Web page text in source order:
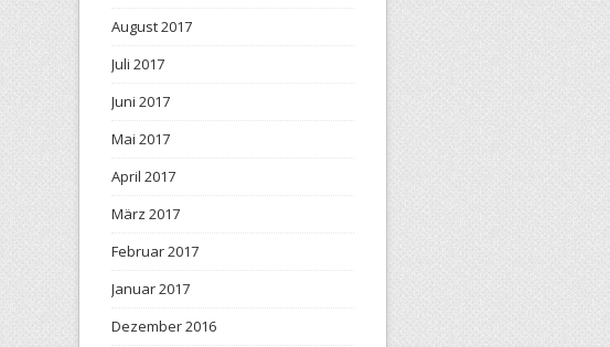
August 2017
Juli 2017
Juni 2017
Mai 2017
April 2017
März 2017
Februar 2017
Januar 2017
Dezember 2016